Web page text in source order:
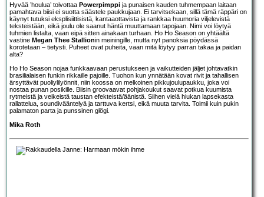
Hyvää ’houlua’ toivottaa Powerpimppi ja punaisen kauden tuhmempaan laitaan
pamahtava biisi ei suotta säästele paukkujaan. Ei tarvitsekaan, sillä tämä räppäri on
käynyt tutuksi eksplisiittisistä, kantaaottavista ja rankkaa huumoria viljelevistä
teksteistään, eikä joulu ole saanut häntä muuttamaan tapojaan. Nimi voi löytyä
tuhmien listalta, vaan eipä sitten ainakaan turhaan. Ho Ho Season on yhtäältä
vastine Megan Thee Stallionin meiningille, mutta nyt panoksia pöydässä
korotetaan – tietysti. Puheet ovat puheita, vaan mitä löytyy parran takaa ja paidan
alta?
Ho Ho Season nojaa funkkaavaan perustukseen ja vaikutteiden jäljet johtavatkin
brasilialaisen funkin rikkaille pajoille. Tuohon kun ynnätään kovat rivit ja tahallisen
ärsyttävät puoliylilyönnit, niin koossa on melkoinen pikkujoulupaukku, joka voi
nostaa punan posikille. Biisin groovaavat pohjakoukut saavat potkua kuumista
rytmeistä ja veikeistä taustan efekteistä/äänistä. Siihen vielä hiukan lapsekasta
rallattelua, soundivääntelyä ja tarttuva kertsi, eikä muuta tarvita. Toimii kuin pukin
palamaton parta ja punssinen glögi.
Mika Roth